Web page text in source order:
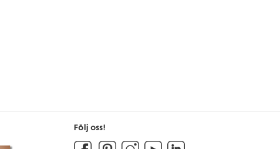
Följ oss!